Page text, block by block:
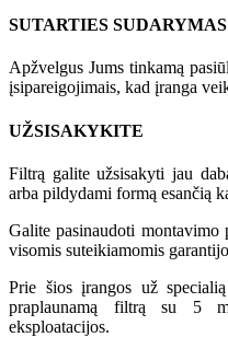
SUTARTIES SUDARYMAS
Apžvelgus Jums tinkamą
įsipareigojimais, kad įranga
UŽSISAKYKITE
Filtrą galite užsisakyti jau
arba pildydami formą
Galite pasinaudoti montavimo
visomis suteikiamomis
Prie šios įrangos už
praplaunamą filtrą su 5
eksploatacijos.